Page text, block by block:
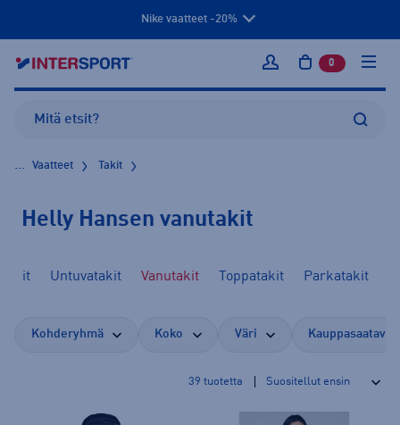
Nike vaatteet -20%
Kirjaudu sisään
0 tuotetta
... Vaatteet Takit
Helly Hansen vanutakit
Untuvatakit Vanutakit Toppatakit Parkatakit
Kohderyhmä Koko Väri
39 tuotetta